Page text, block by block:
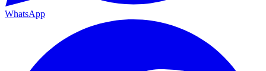
WhatsApp